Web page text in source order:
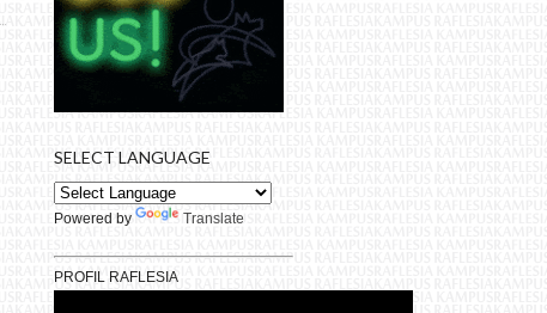
SELECT LANGUAGE
Powered by Translate
PROFIL RAFLESIA